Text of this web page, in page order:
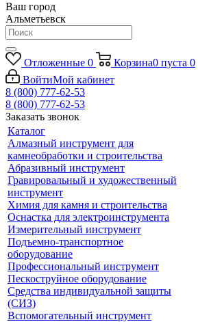
Ваш город
Альметьевск
Отложенные 0 Корзина0 пуста 0
ВойтиМой кабинет
8 (800) 777-62-53
8 (800) 777-62-53
Заказать звонок
Каталог
Алмазный инструмент для
камнеобработки и строительства
Абразивный инструмент
Гравировальный и художественный
инструмент
Химия для камня и строительства
Оснастка для электроинструмента
Измерительный инструмент
Подъемно-транспортное
оборудование
Профессиональный инструмент
Пескоструйное оборудование
Средства индивидуальной защиты
(СИЗ)
Вспомогательный инструмент